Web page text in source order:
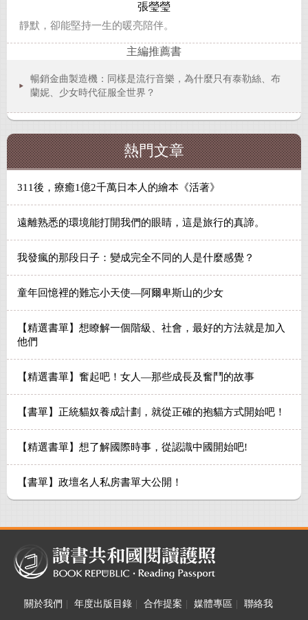
張瑩瑩
靜默，卻能堅持一生的暖亮陪伴。
主編推薦書
暢銷金曲製造機：同樣是流行音樂，為什麼只有泰勒絲、布
蘭妮、少女時代征服全世界？
熱門文章
311後，療癒1億2千萬日本人的繪本《活著》
遠離熟悉的環境能打開我們的眼睛，這是旅行的真諦。
我發瘋的那段日子：變成完全不同的人是什麼感覺？
童年回憶裡的難忘小天使—阿爾卑斯山的少女
【精選書單】想瞭解一個階級、社會，最好的方法就是加入
他們
【精選書單】奮起吧！女人—那些成長及奮鬥的故事
【書單】正統貓奴養成計劃，就從正確的抱貓方式開始吧！
【精選書單】想了解國際時事，從認識中國開始吧!
【書單】政壇名人私房書單大公開！
關於我們 年度出版目錄 合作提案 媒體專區
聯絡我